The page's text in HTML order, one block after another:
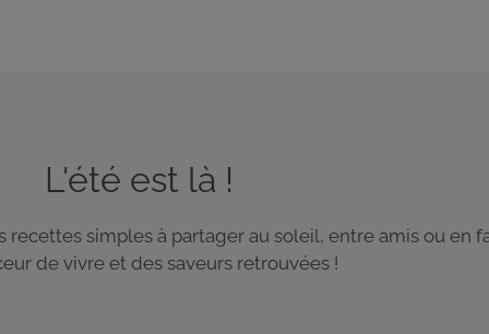
L'été est là !
recettes simples à partager au soleil, entre amis ou
de vivre et des saveurs retrouvées !